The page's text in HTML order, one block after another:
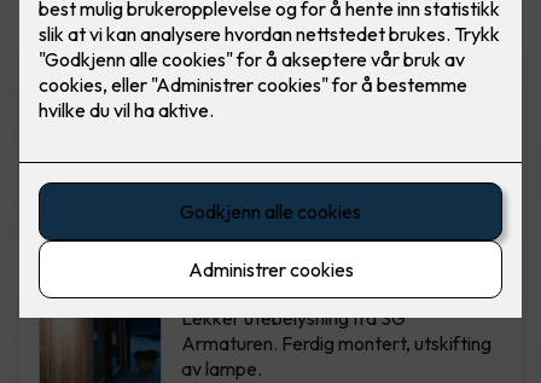
Spotskinne - Tube Micro Track,
Hvit
Armaturen. Hvit
3,900,-
Spike veggarmatur - grafitt
Lekker utebelysning fra SG
Armaturen. Ferdig montert, utskifting
av lampe.